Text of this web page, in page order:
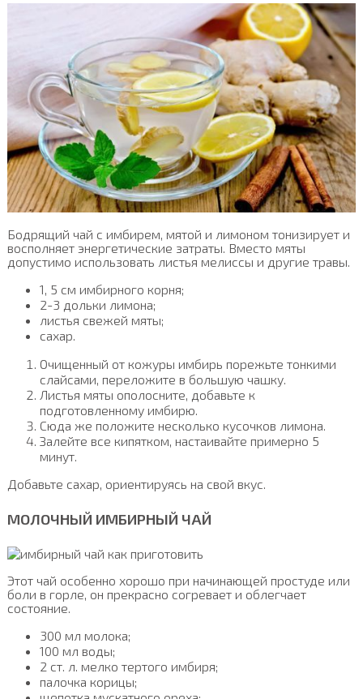
Бодрящий чай с имбирем, мятой и лимоном тонизирует и
восполняет энергетические затраты. Вместо мяты
допустимо использовать листья мелиссы и другие травы.
1, 5 см имбирного корня;
2-3 дольки лимона;
листья свежей мяты;
сахар.
Очищенный от кожуры имбирь порежьте тонкими
слайсами, переложите в большую чашку.
Листья мяты ополосните, добавьте к
подготовленному имбирю.
Сюда же положите несколько кусочков лимона.
Залейте все кипятком, настаивайте примерно 5
минут.
Добавьте сахар, ориентируясь на свой вкус.
МОЛОЧНЫЙ ИМБИРНЫЙ ЧАЙ
Этот чай особенно хорошо при начинающей простуде или
боли в горле, он прекрасно согревает и облегчает
состояние.
300 мл молока;
100 мл воды;
2 ст. л. мелко тертого имбиря;
палочка корицы;